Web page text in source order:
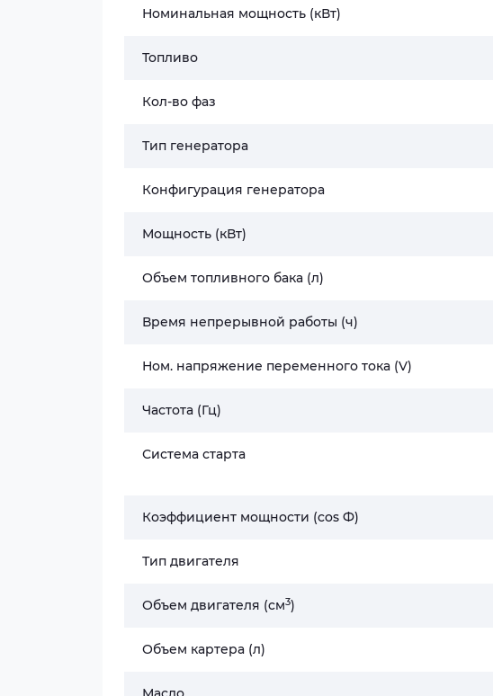
Номинальная мощность (кВт)
Топливо
Кол-во фаз
Тип генератора
Конфигурация генератора
Мощность (кВт)
Объем топливного бака (л)
Время непрерывной работы (ч)
Ном. напряжение переменного тока (V)
Частота (Гц)
Система старта
Коэффициент мощности (cos Ф)
Тип двигателя
Объем двигателя (cм3)
Объем картера (л)